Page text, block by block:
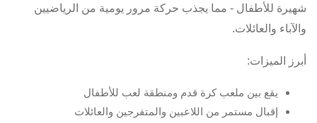
شهيرة للأطفال - مما يجذب حركة مرور يومية من الرياضيين
والآباء والعائلات.
أبرز الميزات:
يقع بين ملعب كرة قدم ومنطقة لعب للأطفال
إقبال مستمر من اللاعبين والمتفرجين والعائلات